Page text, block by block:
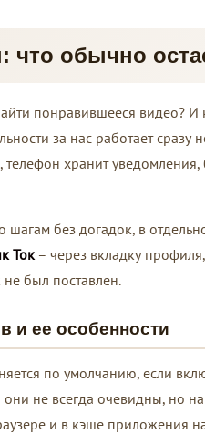
обычно
понравившееся видео? И
за нас работает сразу
хранит уведомления,
шагам без догадок, в
Ток – через вкладку
был поставлен.
и ее особенности
по умолчанию, если
они не всегда очевидны, но
и в кэше приложения